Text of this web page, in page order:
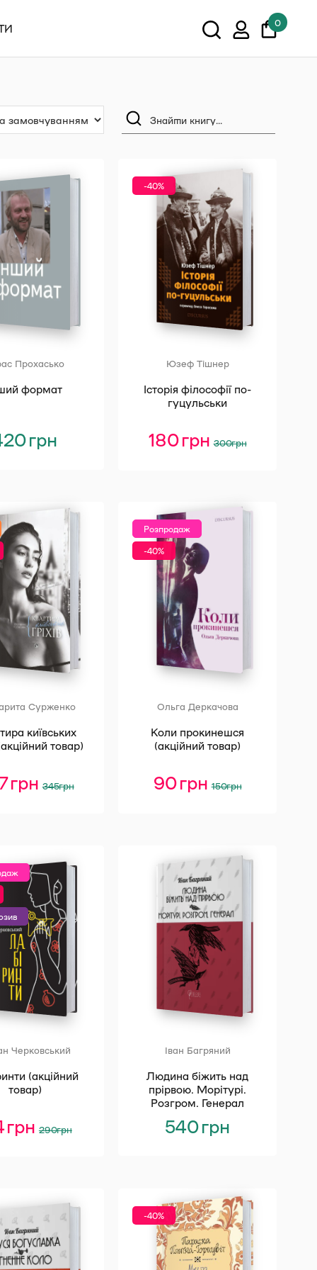
0
У кошику немає товарів.
формат
грн
Прохасько
Історія філософії по-
гуцульськи
-40%
300грн
Оригінальна
ціна:
180грнПоточна
ціна:
Юзеф Тішнер
київських
товар)
345грн
Оригінальна
ціна:
грнПоточна
ціна:
Сурженко
Коли прокинешся
(акційний товар)
Розпродаж
-40%
150грн
Оригінальна
ціна:
90грнПоточна
ціна:
Ольга Деркачова
(акційний
товар)
290грн
Оригінальна
ціна:
грнПоточна
ціна:
Черковський
Людина біжить над
прірвою. Морітурі.
Розгром. Генерал
540грн
Іван Багряний
-40%